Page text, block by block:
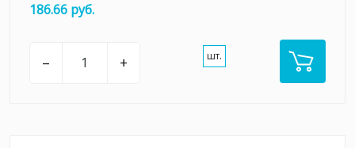
186.66 руб.
– + шт.